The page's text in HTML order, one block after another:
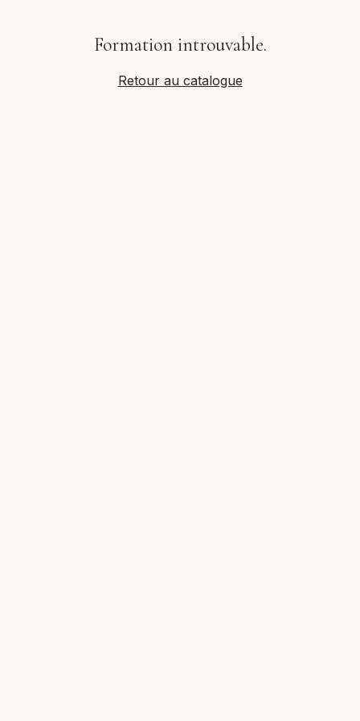
Formation introuvable.
Retour au catalogue